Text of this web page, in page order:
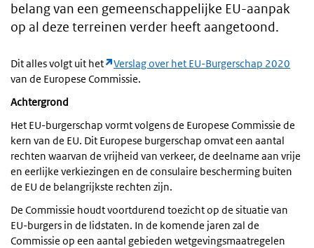
belang van een gemeenschappelijke EU-aanpak
op al deze terreinen verder heeft aangetoond.
Dit alles volgt uit het
Verslag over het EU-Burgerschap 2020
van de Europese Commissie.
Achtergrond
Het EU-burgerschap vormt volgens de Europese Commissie de
kern van de EU. Dit Europese burgerschap omvat een aantal
rechten waarvan de vrijheid van verkeer, de deelname aan vrije
en eerlijke verkiezingen en de consulaire bescherming buiten
de EU de belangrijkste rechten zijn.
De Commissie houdt voortdurend toezicht op de situatie van
EU-burgers in de lidstaten. In de komende jaren zal de
Commissie op een aantal gebieden wetgevingsmaatregelen